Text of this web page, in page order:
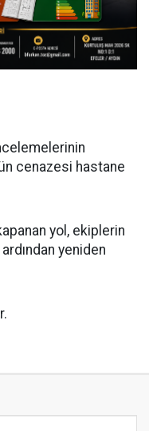
cenazesi hastane
yol, ekiplerin
ardından yeniden